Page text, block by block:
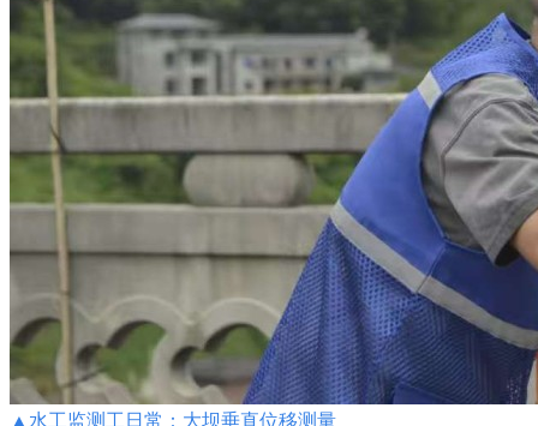
▲ 水工监测工日常：大坝垂直位移测量